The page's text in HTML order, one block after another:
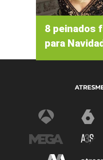
8 peinados
para